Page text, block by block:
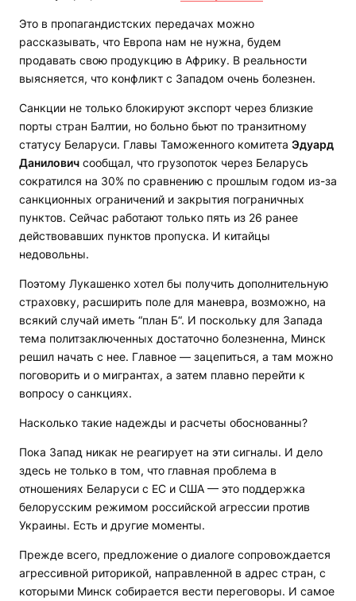
Это в пропагандистских передачах можно
рассказывать, что Европа нам не нужна, будем
продавать свою продукцию в Африку. В реальности
выясняется, что конфликт с Западом очень болезнен.
Санкции не только блокируют экспорт через близкие
порты стран Балтии, но больно бьют по транзитному
статусу Беларуси. Главы Таможенного комитета Эдуард
Данилович сообщал, что грузопоток через Беларусь
сократился на 30% по сравнению с прошлым годом из-за
санкционных ограничений и закрытия пограничных
пунктов. Сейчас работают только пять из 26 ранее
действовавших пунктов пропуска. И китайцы
недовольны.
Поэтому Лукашенко хотел бы получить дополнительную
страховку, расширить поле для маневра, возможно, на
всякий случай иметь “план Б“. И поскольку для Запада
тема политзаключенных достаточно болезненна, Минск
решил начать с нее. Главное — зацепиться, а там можно
поговорить и о мигрантах, а затем плавно перейти к
вопросу о санкциях.
Насколько такие надежды и расчеты обоснованны?
Пока Запад никак не реагирует на эти сигналы. И дело
здесь не только в том, что главная проблема в
отношениях Беларуси с ЕС и США — это поддержка
белорусским режимом российской агрессии против
Украины. Есть и другие моменты.
Прежде всего, предложение о диалоге сопровождается
агрессивной риторикой, направленной в адрес стран, с
которыми Минск собирается вести переговоры. И самое